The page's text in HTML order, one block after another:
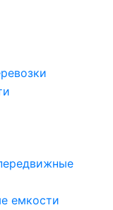
емкости